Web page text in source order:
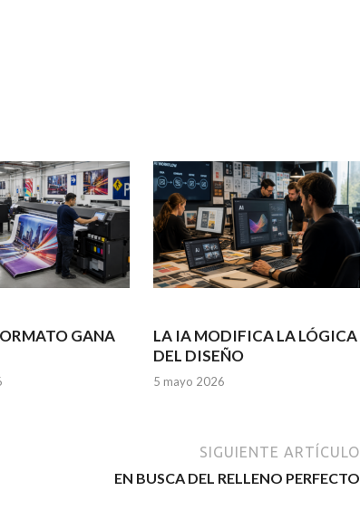
GANA
LA IA MODIFICA LA LÓGICA
DEL DISEÑO
5 mayo 2026
SIGUIENTE ARTÍCULO
EN BUSCA DEL RELLENO PERFECTO